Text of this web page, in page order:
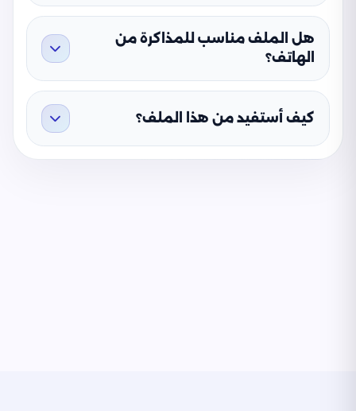
هل الملف مناسب للمذاكرة من
الهاتف؟
كيف أستفيد من هذا الملف؟